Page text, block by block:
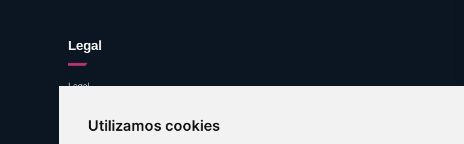
Utilizamos cookies
Legal
Legal
Contacto